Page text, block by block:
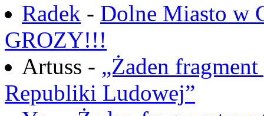
Radek - Dolne Miasto w
GROZY!!!
Artuss - „Żaden
Republiki Ludowej”